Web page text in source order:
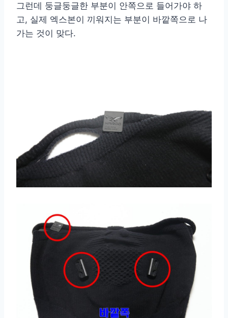
그런데 둥글둥글한 부분이 안쪽으로 들어가야 하
고, 실제 엑스본이 끼워지는 부분이 바깥쪽으로 나
가는 것이 맞다.